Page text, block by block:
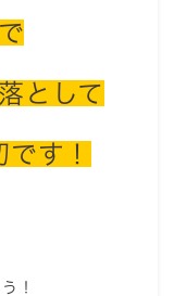
として
す！
！